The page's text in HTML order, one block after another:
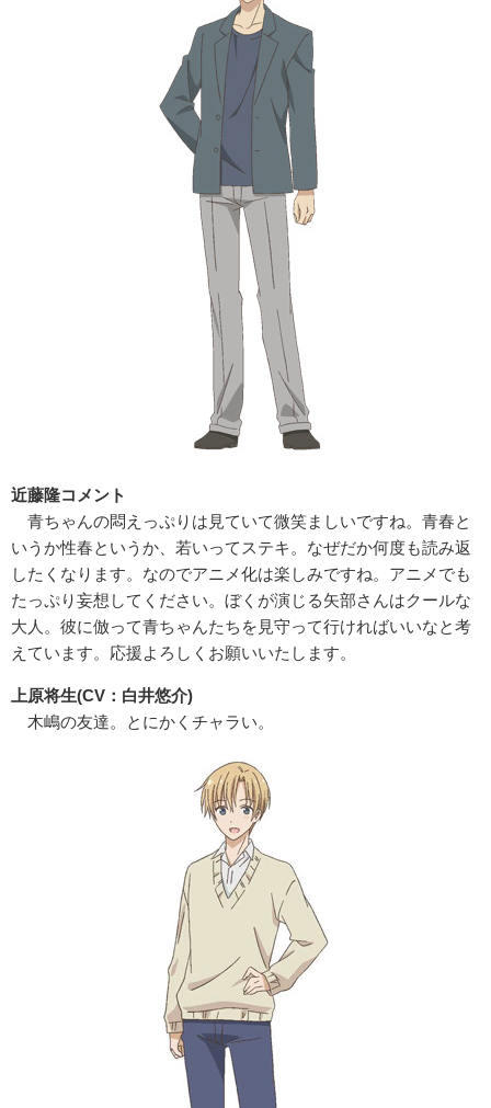
近藤隆コメント
青ちゃんの悶えっぷりは見ていて微笑ましいですね。青春と
いうか性春というか、若いってステキ。なぜだか何度も読み返
したくなります。なのでアニメ化は楽しみですね。アニメでも
たっぷり妄想してください。ぼくが演じる矢部さんはクールな
大人。彼に倣って青ちゃんたちを見守って行ければいいなと考
えています。応援よろしくお願いいたします。
上原将生(CV：白井悠介)
木嶋の友達。とにかくチャラい。